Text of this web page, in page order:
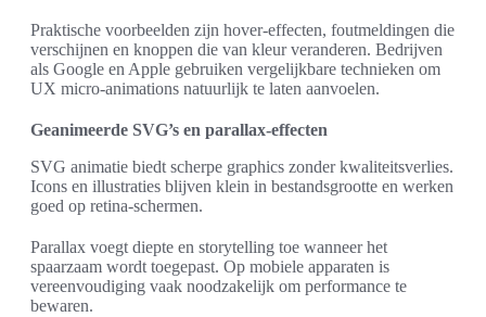
Praktische voorbeelden zijn hover-effecten, foutmeldingen die
verschijnen en knoppen die van kleur veranderen. Bedrijven
als Google en Apple gebruiken vergelijkbare technieken om
UX micro-animations natuurlijk te laten aanvoelen.
Geanimeerde SVG’s en parallax-effecten
SVG animatie biedt scherpe graphics zonder kwaliteitsverlies.
Icons en illustraties blijven klein in bestandsgrootte en werken
goed op retina-schermen.
Parallax voegt diepte en storytelling toe wanneer het
spaarzaam wordt toegepast. Op mobiele apparaten is
vereenvoudiging vaak noodzakelijk om performance te
bewaren.